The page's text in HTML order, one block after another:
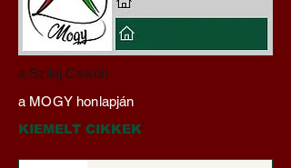
Darai Lajos:
Naplóbölcsességeim
(2022)
a Szilaj Csikón
a MOGY honlapján
KIEMELT CIKKEK